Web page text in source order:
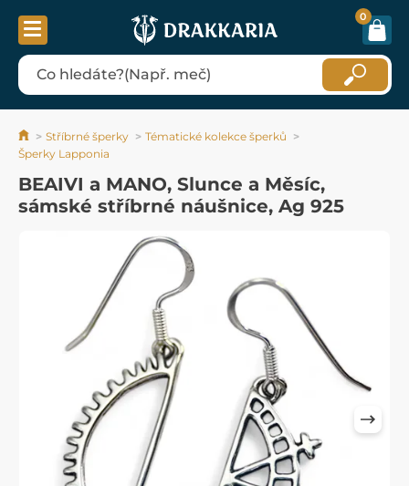
0
Stříbrné šperky
Tématické kolekce šperků
Šperky Lapponia
BEAIVI a MANO, Slunce a Měsíc,
sámské stříbrné náušnice, Ag 925